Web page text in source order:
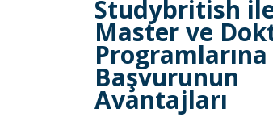
Studybritish
Master ve
Programlarına
Başvurunun
Avantajları